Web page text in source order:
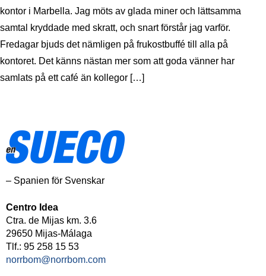
kontor i Marbella. Jag möts av glada miner och lättsamma
samtal kryddade med skratt, och snart förstår jag varför.
Fredagar bjuds det nämligen på frukostbuffé till alla på
kontoret. Det känns nästan mer som att goda vänner har
samlats på ett café än kollegor […]
– Spanien för Svenskar
Centro Idea
Ctra. de Mijas km. 3.6
29650 Mijas-Málaga
Tlf.: 95 258 15 53
norrbom@norrbom.com